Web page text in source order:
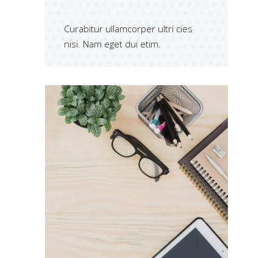
Curabitur ullamcorper ultri cies
nisi. Nam eget dui etim.
Maecenas nec odio et ante
tincidunt tempus.